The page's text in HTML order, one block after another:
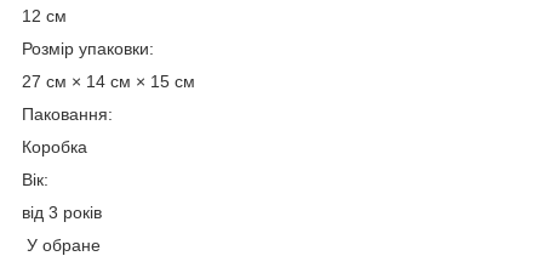
12 см
Розмір упаковки:
27 см × 14 см × 15 см
Паковання:
Коробка
Вік:
від 3 років
У обране